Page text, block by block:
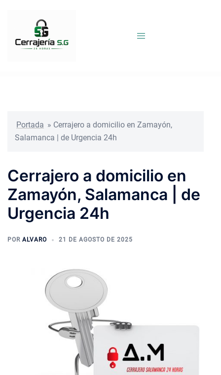
Portada » Cerrajero a domicilio en Zamayón,
Salamanca | de Urgencia 24h
Cerrajero a domicilio en
Zamayón, Salamanca | de
Urgencia 24h
POR ALVARO 21 DE AGOSTO DE 2025